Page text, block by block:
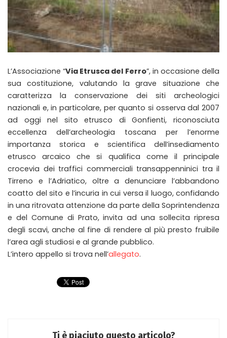
L’Associazione “Via Etrusca del Ferro”, in occasione della
sua costituzione, valutando la grave situazione che
caratterizza la conservazione dei siti archeologici
nazionali e, in particolare, per quanto si osserva dal 2007
ad oggi nel sito etrusco di Gonfienti, riconosciuta
eccellenza dell’archeologia toscana per l’enorme
importanza storica e scientifica dell’insediamento
etrusco arcaico che si qualifica come il principale
crocevia dei traffici commerciali transappenninici tra il
Tirreno e l’Adriatico, oltre a denunciare l’abbandono
coatto del sito e l’incuria in cui versa il luogo, confidando
in una ritrovata attenzione da parte della Soprintendenza
e del Comune di Prato, invita ad una sollecita ripresa
degli scavi, anche al fine di rendere al più presto fruibile
l’area agli studiosi e al grande pubblico.
L’intero appello si trova nell’allegato.
Ti è piaciuto questo articolo?